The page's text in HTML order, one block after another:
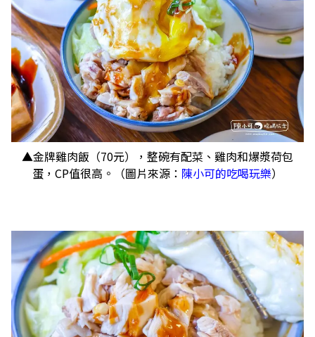
▲金牌雞肉飯（70元），整碗有配菜、雞肉和爆漿荷包
蛋，CP值很高。（圖片來源： 陳小可的吃喝玩樂）